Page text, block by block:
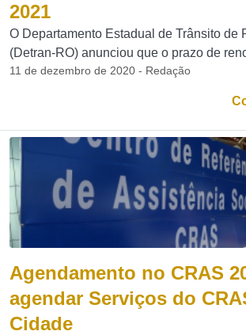
2021
O Departamento Estadual de Trânsito de
(Detran-RO) anunciou que o prazo de
11 de dezembro de 2020 - Redação
Agendamento no CRAS
agendar Serviços do
Cidade